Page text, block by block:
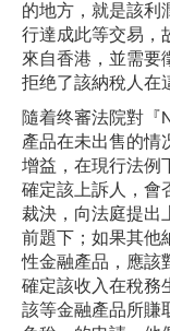
的地方，就是該利
行達成此等交易，
來自香港，並需要
拒绝了該納稅人在
隨着终審法院對『
產品在未出售的情
增益，在現行法例
確定該上訴人，會
裁決，向法庭提出
前題下；如果其他
性金融產品，應該
確定該收入在稅務
該等金融產品所賺